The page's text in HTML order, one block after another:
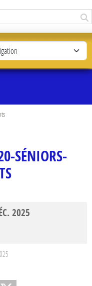
SÉNIORS-
2025